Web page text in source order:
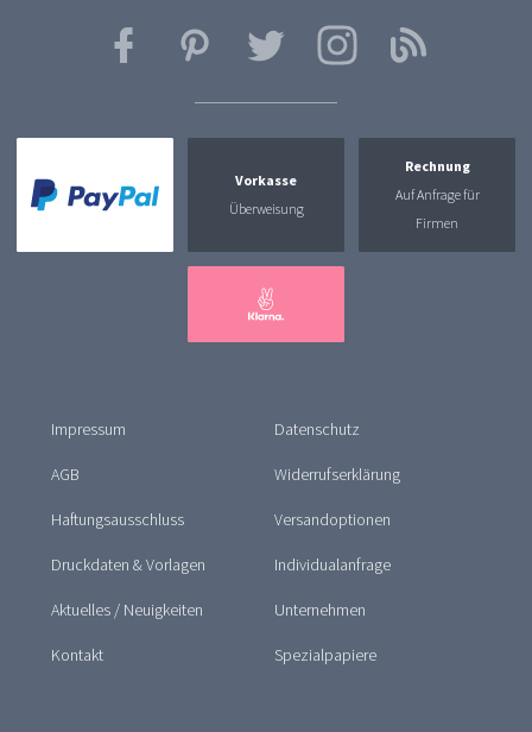
Vorkasse
Überweisung
Rechnung
Auf Anfrage für
Firmen
Impressum Datenschutz
AGB Widerrufserklärung
Haftungsausschluss Versandoptionen
Druckdaten & Vorlagen Individualanfrage
Aktuelles / Neuigkeiten Unternehmen
Kontakt Spezialpapiere